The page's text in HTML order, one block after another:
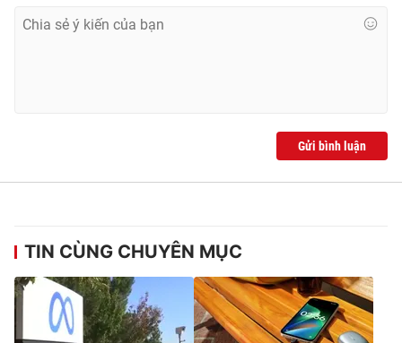
Gửi bình luận
TIN CÙNG CHUYÊN MỤC